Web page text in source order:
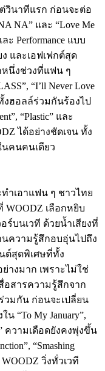
ต่วินาทีแรก ก่อนจะต่อ
NA” และ “Love Me
Performance แบบ
และเอฟเฟกต์สุด
หนึ่งช่วงที่แฟน ๆ
“I’ll Never Love
ทั้งฮอลล์ร่วมกันร้องไป
“Plastic” และ
ได้อย่างชัดเจน ทั้ง
นคนคนเดียว
ำเอาแฟน ๆ ชาวไทย
เลือกหยิบ
อร์บนเวที ด้วยน้ำเสียงที่
ความรู้สึกอบอุ่นไปถึง
ต์สุดพิเศษที่ทั้ง
างมาก เพราะไม่ใช่
อสารความรู้สึกจาก
มกัน ก่อนจะเปลี่ยน
“To My January”,
ความเดือดยังคงพุ่งขึ้น
“Smashing
WOODZ วิ่งทั่วเวที